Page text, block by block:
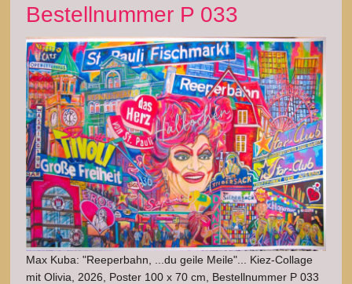
Bestellnummer P 033
Max Kuba: "Reeperbahn, ...du geile Meile"... Kiez-Collage
mit Olivia, 2026, Poster 100 x 70 cm, Bestellnummer P 033